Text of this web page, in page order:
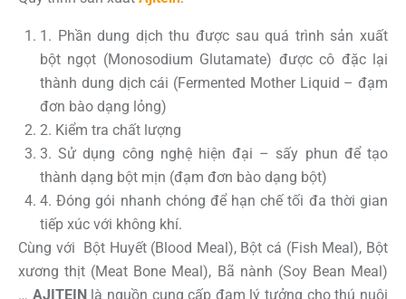
1. Phần dung dịch thu được sau quá trình sản xuất
bột ngọt (Monosodium Glutamate) được cô đặc lại
thành dung dịch cái (Fermented Mother Liquid – đạm
đơn bào dạng lỏng)
2. Kiểm tra chất lượng
3. Sử dụng công nghệ hiện đại – sấy phun để tạo
thành dạng bột mịn (đạm đơn bào dạng bột)
4. Đóng gói nhanh chóng để hạn chế tối đa thời gian
tiếp xúc với không khí.
Cùng với Bột Huyết (Blood Meal), Bột cá (Fish Meal), Bột
xương thịt (Meat Bone Meal), Bã nành (Soy Bean Meal)
… AJITEIN là nguồn cung cấp đạm lý tưởng cho thú nuôi